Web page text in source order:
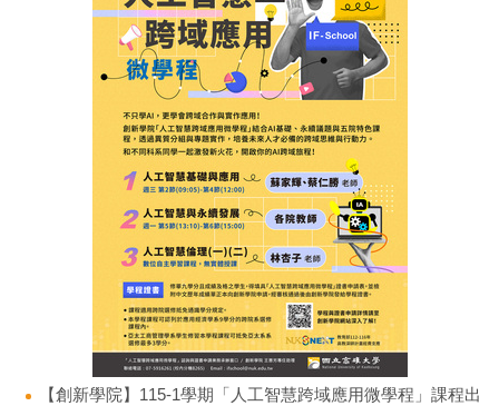
【創新學院】115-1學期「人工智慧跨域應用微學程」課程出